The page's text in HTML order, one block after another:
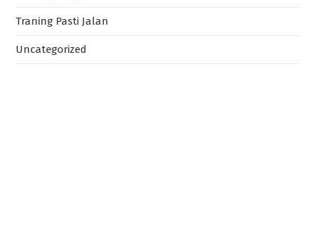
Traning Pasti Jalan
Uncategorized